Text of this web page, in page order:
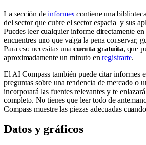
La sección de informes contiene una
del sector que cubre el sector espacial y sus
Puedes leer cualquier informe directamente
encuentres uno que valga la pena conservar,
Para eso necesitas una cuenta gratuita, que
aproximadamente un minuto en registrarte.
El AI Compass también puede citar informes
preguntas sobre una tendencia de mercado o
incorporará las fuentes relevantes y te
completo. No tienes que leer todo de
Compass muestre las piezas adecuadas
Datos y gráficos